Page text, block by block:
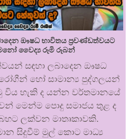
ඖෂධ භාවිතය ප්‍රචණ්ඩත්වයට
වෛද්‍ය රූමි රූබන්
සඳහා ලබාදෙන ඖෂධ
හෝ සාමාන්‍ය පුද්ගලයන්
විය හැකි ද යන්න වර්තමානයේ
මෙන්ම පොදු සමාජය තුළ ද
ලක්වන මාතෘකාවකි.
සිදුවීම් මුල් කොට මාධ්‍ය